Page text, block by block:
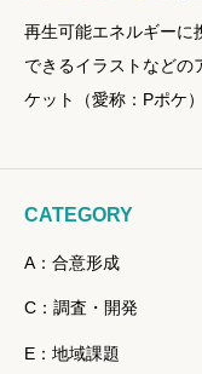
再生可能エネルギーに
できるイラストなどの
ケット（愛称：Pポケ
CATEGORY
A：合意形成
C：調査・開発
E：地域課題